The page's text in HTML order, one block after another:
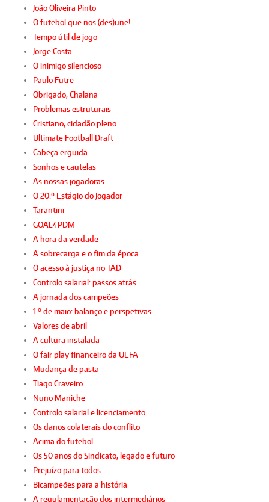
João Oliveira Pinto
O futebol que nos (des)une!
Tempo útil de jogo
Jorge Costa
O inimigo silencioso
Paulo Futre
Obrigado, Chalana
Problemas estruturais
Cristiano, cidadão pleno
Ultimate Football Draft
Cabeça erguida
Sonhos e cautelas
As nossas jogadoras
O 20.º Estágio do Jogador
Tarantini
GOAL4PDM
A hora da verdade
A sobrecarga e o fim da época
O acesso à justiça no TAD
Controlo salarial: passos atrás
A jornada dos campeões
1.º de maio: balanço e perspetivas
Valores de abril
A cultura instalada
O fair play financeiro da UEFA
Mudança de pasta
Tiago Craveiro
Nuno Maniche
Controlo salarial e licenciamento
Os danos colaterais do conflito
Acima do futebol
Os 50 anos do Sindicato, legado e futuro
Prejuízo para todos
Bicampeões para a história
A regulamentação dos intermediários